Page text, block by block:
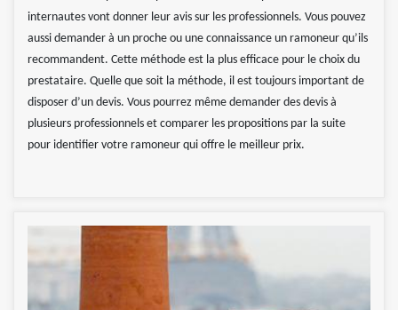
internautes vont donner leur avis sur les professionnels. Vous pouvez
aussi demander à un proche ou une connaissance un ramoneur qu’ils
recommandent. Cette méthode est la plus efficace pour le choix du
prestataire. Quelle que soit la méthode, il est toujours important de
disposer d’un devis. Vous pourrez même demander des devis à
plusieurs professionnels et comparer les propositions par la suite
pour identifier votre ramoneur qui offre le meilleur prix.